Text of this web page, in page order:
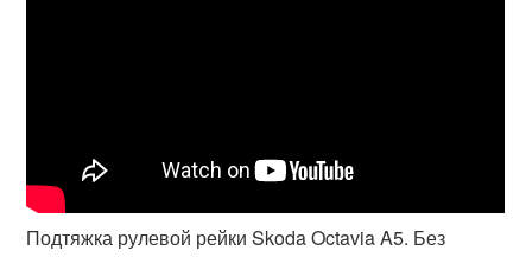
Подтяжка рулевой рейки Skoda Octavia A5. Без